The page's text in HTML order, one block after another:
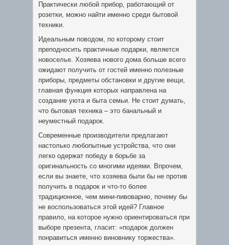
Практически любой прибор, работающий от
розетки, можно найти именно среди бытовой
техники.
Идеальным поводом, по которому стоит
преподносить практичные подарки, является
новоселье. Хозяева нового дома больше всего
ожидают получить от гостей именно полезные
приборы, предметы обстановки и другие вещи,
главная функция которых направлена на
создание уюта и быта семьи. Не стоит думать,
что бытовая техника – это банальный и
неуместный подарок.
Современные производители предлагают
настолько любопытные устройства, что они
легко одержат победу в борьбе за
оригинальность со многими идеями. Впрочем,
если вы знаете, что хозяева были бы не против
получить в подарок и что-то более
традиционное, чем мини-пивоварню, почему бы
не воспользоваться этой идей? Главное
правило, на которое нужно ориентироваться при
выборе презента, гласит: «подарок должен
понравиться именно виновнику торжества».